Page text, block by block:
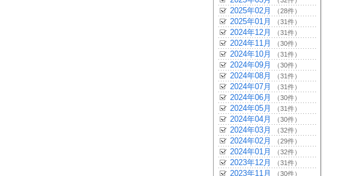
2025年02月 （28件）
2025年01月 （31件）
2024年12月 （31件）
2024年11月 （30件）
2024年10月 （31件）
2024年09月 （30件）
2024年08月 （31件）
2024年07月 （31件）
2024年06月 （30件）
2024年05月 （31件）
2024年04月 （30件）
2024年03月 （32件）
2024年02月 （29件）
2024年01月 （32件）
2023年12月 （31件）
2023年11月 （30件）